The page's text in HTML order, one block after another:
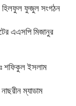
হিলফুল ফুজুল সংগঠন
এএসপি মিজানুর
শফিকুল ইসলাম
ম্যাডাম